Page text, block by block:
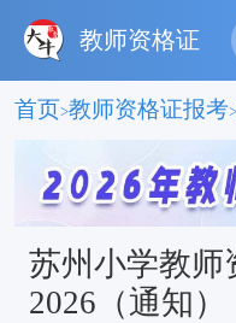
教师资格证
首页>教师资格证报考>
苏州小学教师
2026（通知）